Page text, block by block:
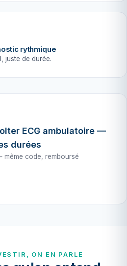
rythmique
juste de durée.
ECG ambulatoire —
durées
même code, remboursé
ON EN PARLE